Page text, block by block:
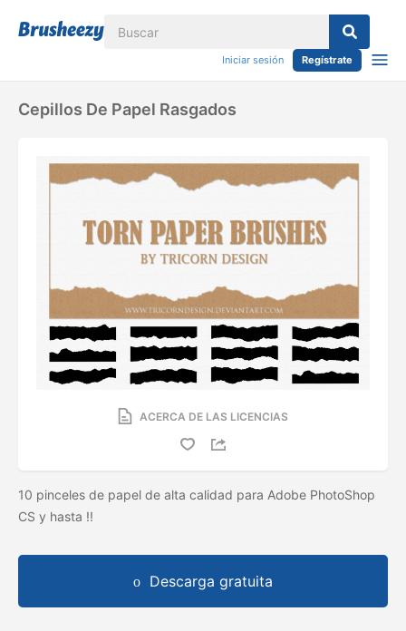
Iniciar sesión Regístrate
Cepillos De Papel Rasgados
ACERCA DE LAS LICENCIAS
10 pinceles de papel de alta calidad para Adobe PhotoShop
CS y hasta !!
Descarga gratuita